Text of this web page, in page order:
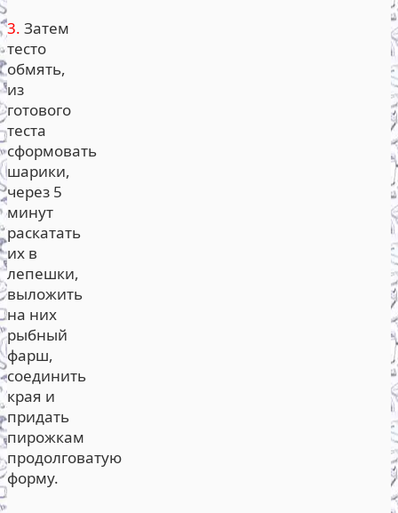
3. Затем
тесто
обмять,
из
готового
теста
сформовать
шарики,
через 5
минут
раскатать
их в
лепешки,
выложить
на них
рыбный
фарш,
соединить
края и
придать
пирожкам
продолговатую
форму.